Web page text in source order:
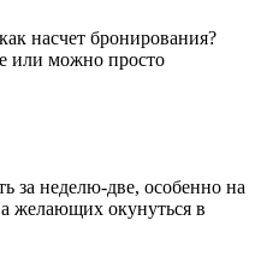
насчет бронирования?
или можно просто
за неделю-две, особенно на
желающих окунуться в